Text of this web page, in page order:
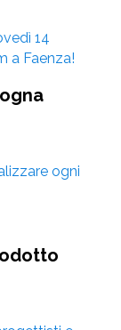
14
a Faenza!
ogni